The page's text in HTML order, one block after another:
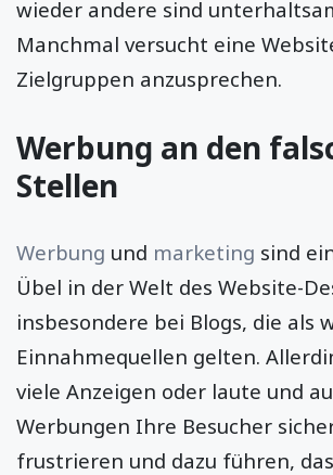
wieder andere sind
Manchmal versucht eine
Zielgruppen anzusprechen.
Werbung an den
Stellen
Werbung und marketing sind
Übel in der Welt des Website-
insbesondere bei Blogs, die als
Einnahmequellen gelten.
viele Anzeigen oder laute und
Werbungen Ihre Besucher
frustrieren und dazu führen,